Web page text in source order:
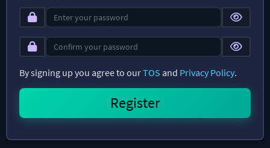
By signing up you agree to ourTOS and Privacy Policy.